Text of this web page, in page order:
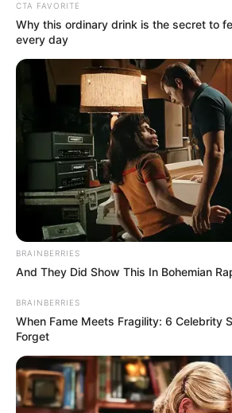
CTA FAVORITE
Why this ordinary drink is the secret to
every day
BRAINBERRIES
And They Did Show This In Bohemian
BRAINBERRIES
When Fame Meets Fragility: 6 Celebrity
Forget